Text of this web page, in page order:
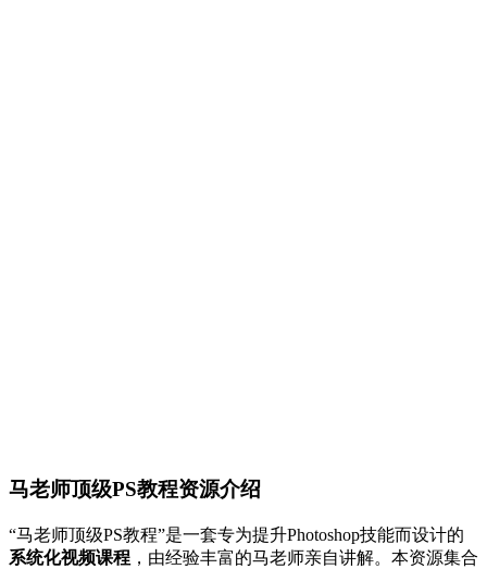
马老师顶级PS教程资源介绍
“马老师顶级PS教程”是一套专为提升Photoshop技能而设计的
系统化视频课程 ，由经验丰富的马老师亲自讲解。本资源集合